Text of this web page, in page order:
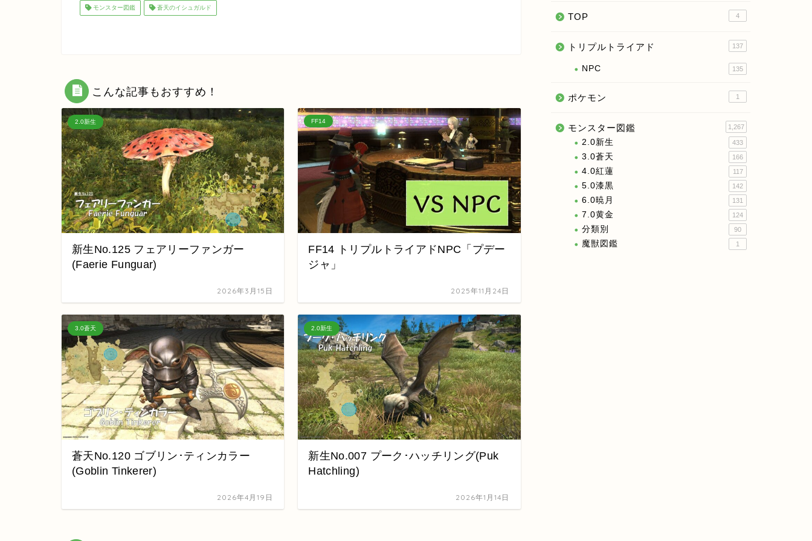
モンスター図鑑 蒼天のイシュガルド
こんな記事もおすすめ！
2.0新生
新生No.125 フェアリーファンガー
(Faerie Funguar)
2026年3月15日
FF14
FF14 トリプルトライアドNPC「プデー
ジャ」
2025年11月24日
3.0蒼天
蒼天No.120 ゴブリン･ティンカラー
(Goblin Tinkerer)
2026年4月19日
2.0新生
新生No.007 プーク･ハッチリング(Puk
Hatchling)
2026年1月14日
TOP 4
トリプルトライアド 137
NPC 135
ポケモン 1
モンスター図鑑 1,267
2.0新生 433
3.0蒼天 166
4.0紅蓮 117
5.0漆黒 142
6.0暁月 131
7.0黄金 124
分類別 90
魔獣図鑑 1